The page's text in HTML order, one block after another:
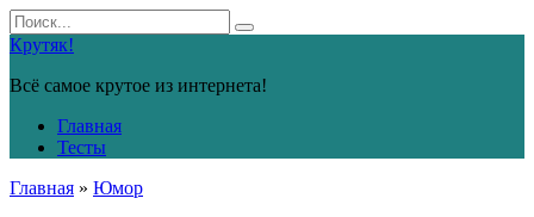
Перейти
к
контенту
Search
for:
Крутяк!
Всё самое крутое из интернета!
Главная
Тесты
Главная » Юмор